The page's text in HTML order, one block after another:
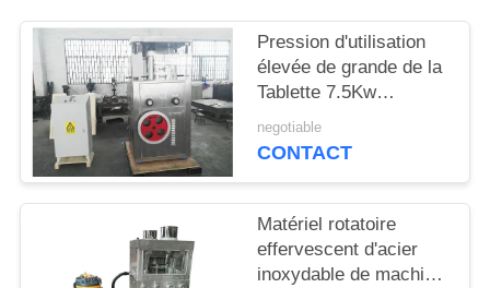
PLAN
DU
SITE
PRIVACY
POLICY
Pression d'utilisation
élevée de grande de la
Tablette 7.5Kw
machine
pharmaceutique de
negotiable
CONTACT
Matériel rotatoire
effervescent d'acier
inoxydable de machine